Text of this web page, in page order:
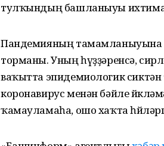
тулҡындың башланыуы
Пандемияның тамамланыуына
торманы. Уның һүҙҙәренсә,
ваҡытта эпидемиологик
коронавирус менән бәйле
ҡамауламаһа, ошо хаҡта